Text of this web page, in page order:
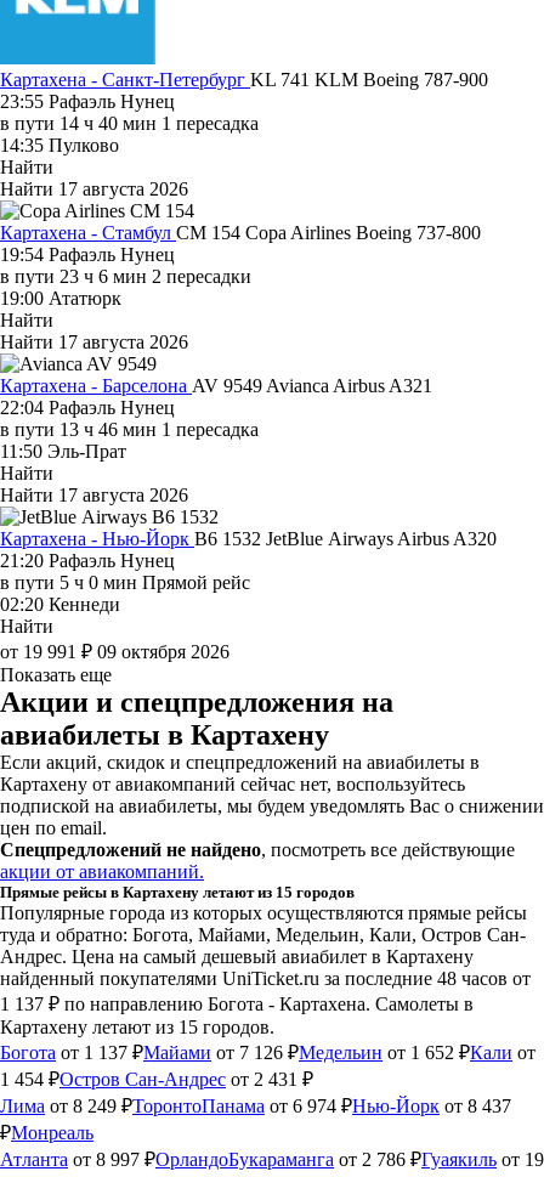
Картахена - Санкт-Петербург KL 741 KLM Boeing 787-900
23:55 Рафаэль Нунец
в пути 14 ч 40 мин 1 пересадка
14:35 Пулково
Найти
Найти 17 августа 2026
Картахена - Стамбул CM 154 Copa Airlines Boeing 737-800
19:54 Рафаэль Нунец
в пути 23 ч 6 мин 2 пересадки
19:00 Ататюрк
Найти
Найти 17 августа 2026
Картахена - Барселона AV 9549 Avianca Airbus A321
22:04 Рафаэль Нунец
в пути 13 ч 46 мин 1 пересадка
11:50 Эль-Прат
Найти
Найти 17 августа 2026
Картахена - Нью-Йорк B6 1532 JetBlue Airways Airbus A320
21:20 Рафаэль Нунец
в пути 5 ч 0 мин Прямой рейс
02:20 Кеннеди
Найти
от 19 991 ₽ 09 октября 2026
Показать еще
Акции и спецпредложения на
авиабилеты в Картахену
Если акций, скидок и спецпредложений на авиабилеты в
Картахену от авиакомпаний сейчас нет, воспользуйтесь
подпиской на авиабилеты, мы будем уведомлять Вас о снижении
цен по email.
Спецпредложений не найдено, посмотреть все действующие
акции от авиакомпаний.
Прямые рейсы в Картахену летают из 15 городов
Популярные города из которых осуществляются прямые рейсы
туда и обратно: Богота, Майами, Медельин, Кали, Остров Сан-
Андрес. Цена на самый дешевый авиабилет в Картахену
найденный покупателями UniTicket.ru за последние 48 часов от
1 137 ₽ по направлению Богота - Картахена. Самолеты в
Картахену летают из 15 городов.
Богота от 1 137 ₽Майами от 7 126 ₽Медельин от 1 652 ₽Кали от
1 454 ₽Остров Сан-Андрес от 2 431 ₽
Лима от 8 249 ₽ТоронтоПанама от 6 974 ₽Нью-Йорк от 8 437
₽Монреаль
Атланта от 8 997 ₽ОрландоБукараманга от 2 786 ₽Гуаякиль от 19